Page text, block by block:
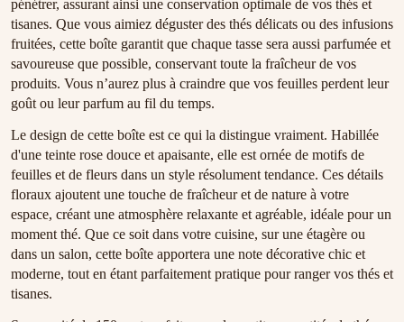
pénétrer, assurant ainsi une conservation optimale de vos thés et
tisanes. Que vous aimiez déguster des thés délicats ou des infusions
fruitées, cette boîte garantit que chaque tasse sera aussi parfumée et
savoureuse que possible, conservant toute la fraîcheur de vos
produits. Vous n’aurez plus à craindre que vos feuilles perdent leur
goût ou leur parfum au fil du temps.
Le design de cette boîte est ce qui la distingue vraiment. Habillée
d'une teinte rose douce et apaisante, elle est ornée de motifs de
feuilles et de fleurs dans un style résolument tendance. Ces détails
floraux ajoutent une touche de fraîcheur et de nature à votre
espace, créant une atmosphère relaxante et agréable, idéale pour un
moment thé. Que ce soit dans votre cuisine, sur une étagère ou
dans un salon, cette boîte apportera une note décorative chic et
moderne, tout en étant parfaitement pratique pour ranger vos thés et
tisanes.